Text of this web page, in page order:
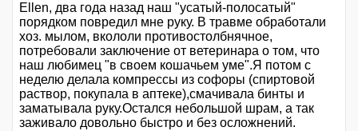
Ellen, два года назад наш "усатый-полосатый"
порядком повредил мне руку. В травме обработали
хоз. мылом, вкололи противостолбнячное,
потребовали заключение от ветеринара о том, что
наш любимец "в своем кошачьем уме".Я потом с
неделю делала компрессы из софоры (спиртовой
раствор, покупала в аптеке),смачивала бинты и
заматывала руку.Остался небольшой шрам, а так
заживало довольно быстро и без осложнений.